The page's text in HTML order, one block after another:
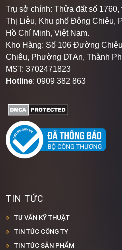
Trụ sở chính: Thửa đất số
Thị Liễu, Khu phố Đông Chiêu,
Hồ Chí Minh, Việt Nam.
Kho Hàng: Số 106 Đường
Chiêu, Phường Dĩ An, Thành
MST: 3702471823
Hotline: 0909 382 863
TIN TỨC
TƯ VẤN KỸ THUẬT
TIN TỨC CÔNG TY
TIN TỨC SẢN PHẨM